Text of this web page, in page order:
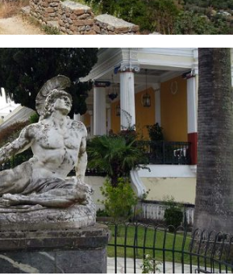
THRONE CORFU
CORFU